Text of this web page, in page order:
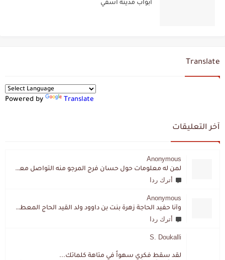
أبواب مدينة أسفي
Translate
Powered by Translate
آخر التعليقات
Anonymous
لمن له معلومات حول حسان فرج المرجو منه التواصل معي لقد اختفى تماما و كانت لي به علاقة تواصل خاصة
أترك ردا
Anonymous
وأنا حفيد الحاجة زهرة بنت بن داوود ولد القيد الحاج المعطي المزمزي . ولا نمتلك من إرثه شيئا .
أترك ردا
S. Doukalli
لقد سقط فكري سهواً في متاهة كلماتك...